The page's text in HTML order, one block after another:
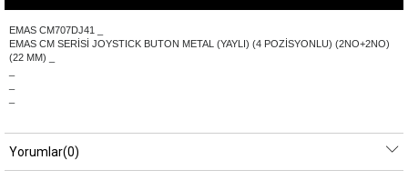
EMAS CM707DJ41 _
EMAS CM SERİSİ JOYSTICK BUTON METAL (YAYLI) (4 POZİSYONLU) (2NO+2NO)
(22 MM) _
Yorumlar(0)